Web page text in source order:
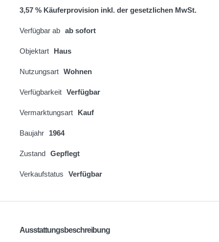
3,57 % Käuferprovision inkl. der gesetzlichen MwSt.
Verfügbar ab ab sofort
Objektart Haus
Nutzungsart Wohnen
Verfügbarkeit Verfügbar
Vermarktungsart Kauf
Baujahr 1964
Zustand Gepflegt
Verkaufstatus Verfügbar
Ausstattungsbeschreibung